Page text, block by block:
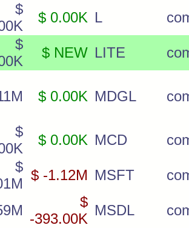
$
$ 0.00K L
$
$ NEW LITE
$ 0.00K MDGL
$
$ 0.00K MCD
$
$ -1.12M MSFT
$
-393.00K
MSDL